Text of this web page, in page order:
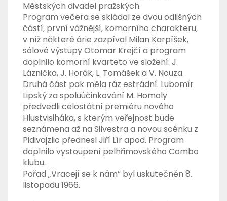
Městských divadel pražských.
Program večera se skládal ze dvou odlišných
částí, první vážnější, komorního charakteru,
v níž některé árie zazpíval Milan Karpíšek,
sólové výstupy Otomar Krejčí a program
doplnilo komorní kvarteto ve složení: J.
Láznička, J. Horák, L. Tomášek a V. Nouza.
Druhá část pak měla ráz estrádní. Lubomír
Lipský za spoluúčinkování M. Homoly
předvedli celostátní premiéru nového
Hlustvisiháka, s kterým veřejnost bude
seznámena až na Silvestra a novou scénku z
Pidivajzlic přednesl Jiří Lír apod. Program
doplnilo vystoupení pelhřimovského Combo
klubu.
Pořad „Vracejí se k nám“ byl uskutečněn 8.
listopadu 1966.